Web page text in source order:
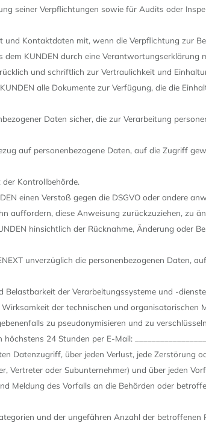
seiner Verpflichtungen sowie für Audits oder
Kontaktdaten mit, wenn die Verpflichtung zur
KUNDEN durch eine Verantwortungserklärung
und schriftlich zur Vertraulichkeit und
alle Dokumente zur Verfügung, die die
Daten sicher, die zur Verarbeitung
auf personenbezogene Daten, auf die Zugriff
Kontrollbehörde.
einen Verstoß gegen die DSGVO oder andere
auffordern, diese Anweisung zurückzuziehen, zu
hinsichtlich der Rücknahme, Änderung oder
unverzüglich die personenbezogenen Daten,
der Verarbeitungssysteme und -
der technischen und organisatorischen
zu pseudonymisieren und zu
24 Stunden per E-Mail:
über jeden Verlust, jede Zerstörung
Vertreter oder Subunternehmer) und über jeden
des Vorfalls an die Behörden oder
und der ungefähren Anzahl der